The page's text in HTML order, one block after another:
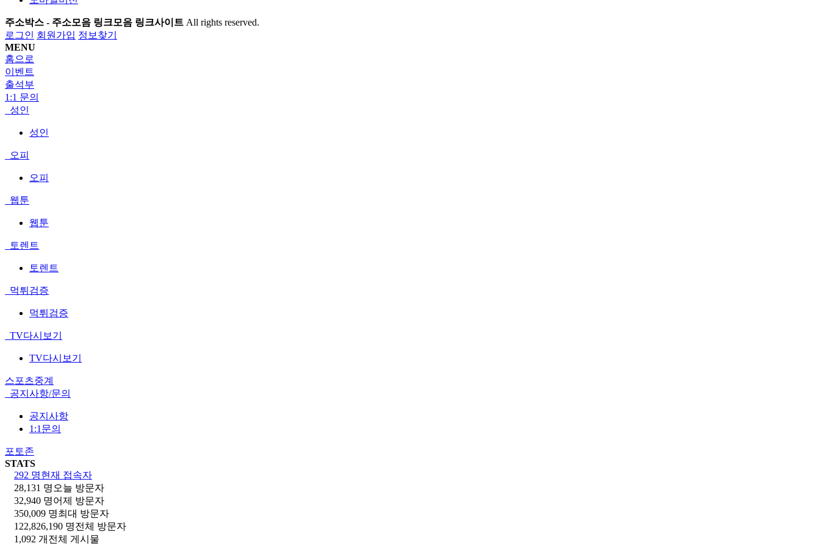
주소박스 - 주소모음 링크모음 링크사이트 All rights reserved.
로그인 회원가입 정보찾기
MENU
홈으로
이벤트
출석부
1:1 문의
성인
성인
오피
오피
웹툰
웹툰
토렌트
토렌트
먹튀검증
먹튀검증
TV다시보기
TV다시보기
스포츠중계
공지사항/문의
공지사항
1:1문의
포토존
STATS
292 명현재 접속자
28,131 명 오늘 방문자
32,940 명어제 방문자
350,009 명최대 방문자
122,826,190 명전체 방문자
1,092 개 전체 게시물